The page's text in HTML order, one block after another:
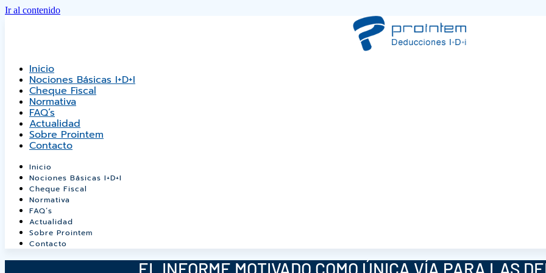
Ir al contenido
Inicio
Nociones Básicas I+D+i
Cheque Fiscal
Normativa
FAQ’s
Actualidad
Sobre Prointem
Contacto
Inicio
Nociones Básicas I+D+i
Cheque Fiscal
Normativa
FAQ’s
Actualidad
Sobre Prointem
Contacto
EL INFORME MOTIVADO COMO ÚNICA VÍA PARA LAS